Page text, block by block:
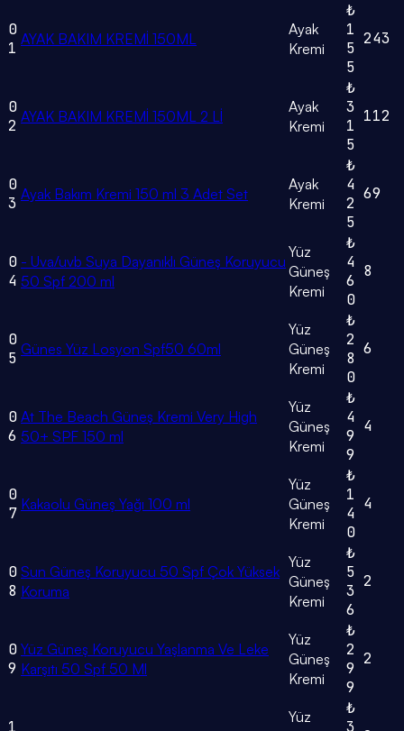
0
1 AYAK BAKIM KREMİ 150ML
Ayak
Kremi
₺
1
5
5
243
0
2 AYAK BAKIM KREMİ 150ML 2 Lİ
Ayak
Kremi
₺
3
1
5
112
0
3 Ayak Bakım Kremi 150 ml 3 Adet Set
Ayak
Kremi
₺
4
2
5
69
0
4
- Uva/uvb Suya Dayanıklı Güneş Koruyucu
50 Spf 200 ml
Yüz
Güneş
Kremi
₺
4
6
0
8
0
5 Günes Yüz Losyon Spf50 60ml
Yüz
Güneş
Kremi
₺
2
8
0
6
0
6
At The Beach Güneş Kremi Very High
50+ SPF 150 ml
Yüz
Güneş
Kremi
₺
4
9
9
4
0
7 Kakaolu Güneş Yağı 100 ml
Yüz
Güneş
Kremi
₺
1
4
0
4
0
8
Sun Güneş Koruyucu 50 Spf Çok Yüksek
Koruma
Yüz
Güneş
Kremi
₺
5
3
6
2
0
9
Yüz Güneş Koruyucu Yaşlanma Ve Leke
Karşıtı 50 Spf 50 Ml
Yüz
Güneş
Kremi
₺
2
9
9
2
Yüz
₺